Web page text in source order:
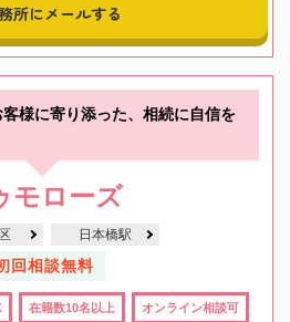
所にメールする
客様に寄り添った、相続に自信を
モローズ
日本橋駅
回相談無料
在籍数10名以上 オンライン相談可